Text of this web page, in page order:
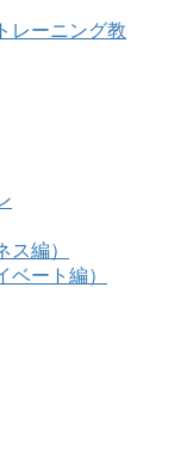
編）
ート編）